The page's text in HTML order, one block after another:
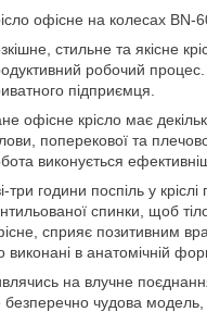
офісне на колесах BN-
стильне та якісне
робочий процес.
підприємця.
офісне крісло має
поперекової та
виконується
три години поспіль у
спинки, щоб
сприяє позитивним
виконані в анатомічній
на влучне
безперечно чудова модель,